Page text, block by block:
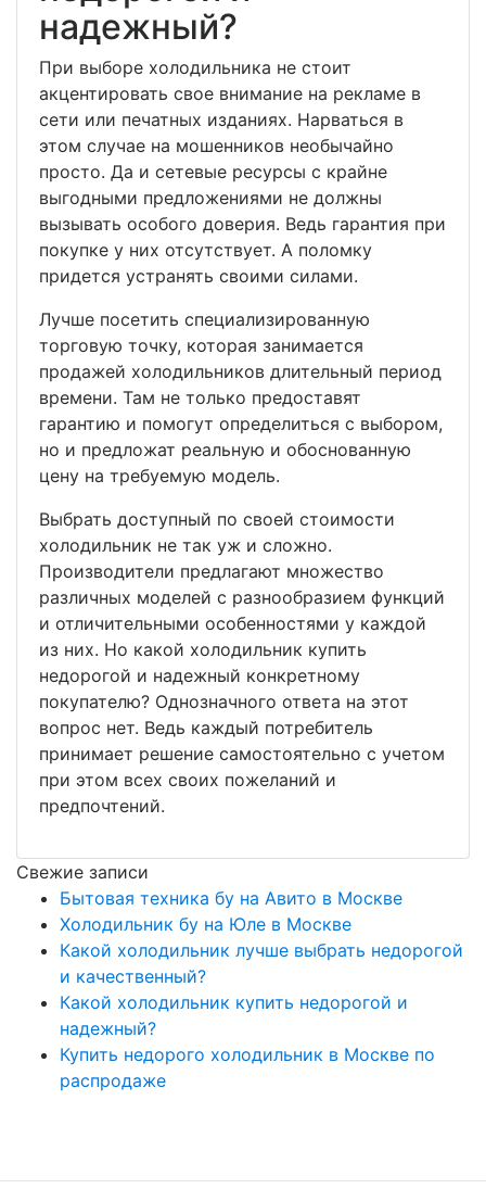
надежный?
При выборе холодильника не стоит
акцентировать свое внимание на рекламе в
сети или печатных изданиях. Нарваться в
этом случае на мошенников необычайно
просто. Да и сетевые ресурсы с крайне
выгодными предложениями не должны
вызывать особого доверия. Ведь гарантия при
покупке у них отсутствует. А поломку
придется устранять своими силами.
Лучше посетить специализированную
торговую точку, которая занимается
продажей холодильников длительный период
времени. Там не только предоставят
гарантию и помогут определиться с выбором,
но и предложат реальную и обоснованную
цену на требуемую модель.
Выбрать доступный по своей стоимости
холодильник не так уж и сложно.
Производители предлагают множество
различных моделей с разнообразием функций
и отличительными особенностями у каждой
из них. Но какой холодильник купить
недорогой и надежный конкретному
покупателю? Однозначного ответа на этот
вопрос нет. Ведь каждый потребитель
принимает решение самостоятельно с учетом
при этом всех своих пожеланий и
предпочтений.
Свежие записи
Бытовая техника бу на Авито в Москве
Холодильник бу на Юле в Москве
Какой холодильник лучше выбрать недорогой
и качественный?
Какой холодильник купить недорогой и
надежный?
Купить недорого холодильник в Москве по
распродаже